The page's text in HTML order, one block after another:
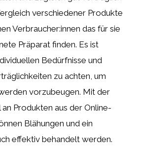
verschiedener Produkte
Verbraucher:innen das für sie
Präparat finden. Es ist
Bedürfnisse und
zu achten, um
vorzubeugen. Mit der
Produkten aus der Online-
Blähungen und ein
effektiv behandelt werden.